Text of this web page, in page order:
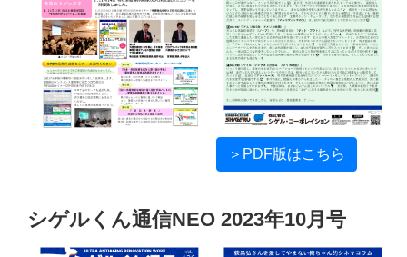
＞PDF版はこちら
シゲルくん通信NEO 2023年10月号